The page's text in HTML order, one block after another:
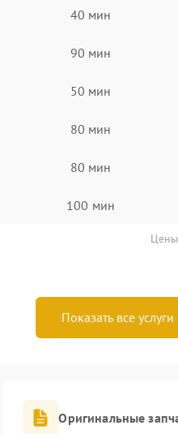
40 мин
90 мин
50 мин
80 мин
80 мин
100 мин
Цены
Показать все услуги
Оригинальные